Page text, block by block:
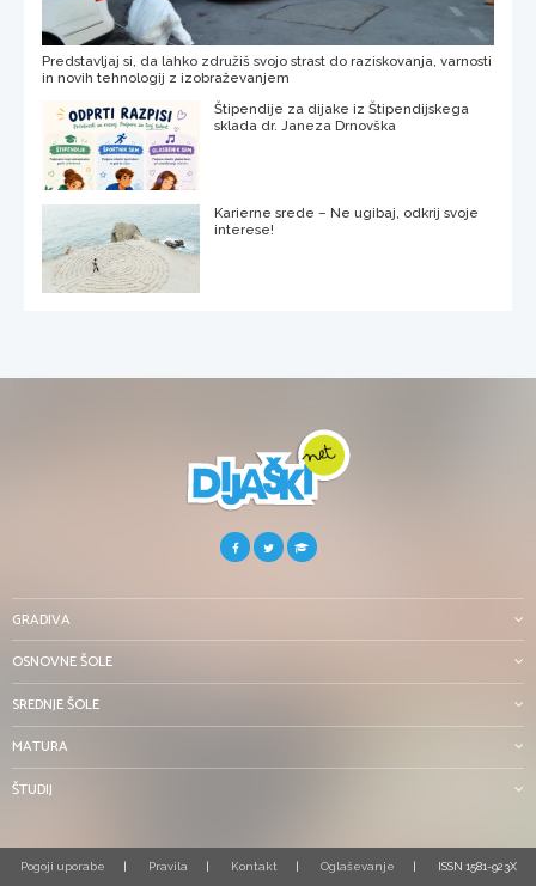
Predstavljaj si, da lahko združiš svojo strast do raziskovanja, varnosti
in novih tehnologij z izobraževanjem
Štipendije za dijake iz Štipendijskega
sklada dr. Janeza Drnovška
Karierne srede – Ne ugibaj, odkrij svoje
interese!
GRADIVA
OSNOVNE ŠOLE
SREDNJE ŠOLE
MATURA
ŠTUDIJ
Pogoji uporabe Pravila Kontakt Oglaševanje ISSN 1581-923X